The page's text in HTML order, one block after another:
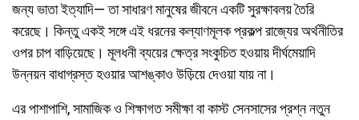
জন্য ভাতা ইত্যাদি— তা সাধারণ মানুষের জীবনে একটি সুরক্ষাবলয় তৈরি
করেছে। কিন্তু একই সঙ্গে এই ধরনের কল্যাণমূলক প্রকল্প রাজ্যের অর্থনীতির
ওপর চাপ বাড়িয়েছে। মূলধনী ব্যয়ের ক্ষেত্র সংকুচিত হওয়ায় দীর্ঘমেয়াদি
উন্নয়ন বাধাগ্রস্ত হওয়ার আশঙ্কাও উড়িয়ে দেওয়া যায় না।
এর পাশাপাশি, সামাজিক ও শিক্ষাগত সমীক্ষা বা কাস্ট সেনসাসের প্রশ্ন নতুন